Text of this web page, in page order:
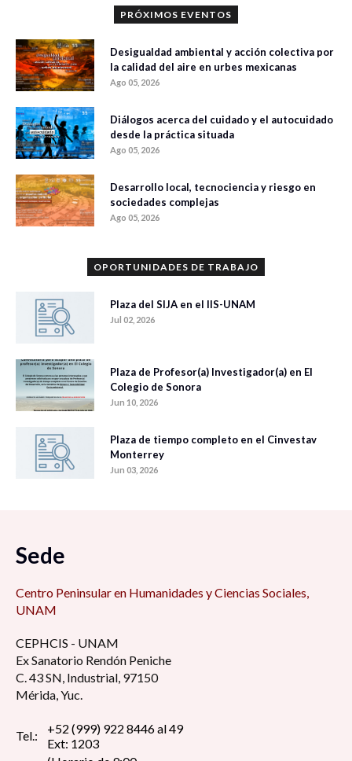
PRÓXIMOS EVENTOS
Desigualdad ambiental y acción colectiva por
la calidad del aire en urbes mexicanas
Ago 05, 2026
Diálogos acerca del cuidado y el autocuidado
desde la práctica situada
Ago 05, 2026
Desarrollo local, tecnociencia y riesgo en
sociedades complejas
Ago 05, 2026
OPORTUNIDADES DE TRABAJO
Plaza del SIJA en el IIS-UNAM
Jul 02, 2026
Plaza de Profesor(a) Investigador(a) en El
Colegio de Sonora
Jun 10, 2026
Plaza de tiempo completo en el Cinvestav
Monterrey
Jun 03, 2026
Sede
Centro Peninsular en Humanidades y Ciencias Sociales,
UNAM
CEPHCIS - UNAM
Ex Sanatorio Rendón Peniche
C. 43 SN, Industrial, 97150
Mérida, Yuc.
Tel.:
+52 (999) 922 8446 al 49
Ext: 1203